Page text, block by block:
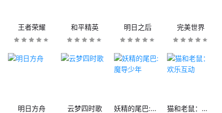
王者荣耀 和平精英 明日之后 完美世界
明日方舟 云梦四时歌 妖精的尾巴:魔导少年 猫和老鼠：欢乐互动